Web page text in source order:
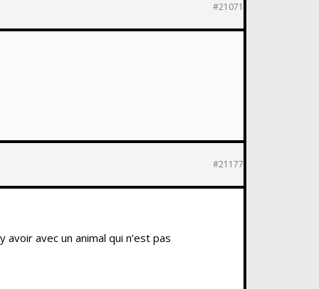
#21071
#21177
avec un animal qui n’est pas